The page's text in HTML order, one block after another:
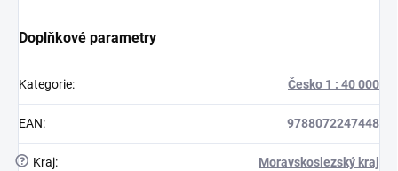
Doplňkové parametry
Kategorie: Česko 1 : 40 000
EAN: 9788072247448
? Kraj: Moravskoslezský kraj